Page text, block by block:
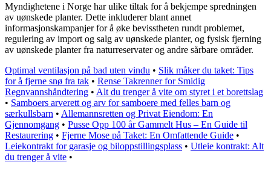
Myndighetene i Norge har ulike tiltak for å bekjempe spredningen
av uønskede planter. Dette inkluderer blant annet
informasjonskampanjer for å øke bevisstheten rundt problemet,
regulering av import og salg av uønskede planter, og fysisk fjerning
av uønskede planter fra naturreservater og andre sårbare områder.
Optimal ventilasjon på bad uten vindu • Slik måker du taket: Tips
for å fjerne snø fra tak • Rense Takrenner for Smidig
Regnvannshåndtering • Alt du trenger å vite om styret i et borettslag
• Samboers arverett og arv for samboere med felles barn og
særkullsbarn • Allemannsretten og Privat Eiendom: En
Gjennomgang • Pusse Opp 100 år Gammelt Hus – En Guide til
Restaurering • Fjerne Mose på Taket: En Omfattende Guide •
Leiekontrakt for garasje og biloppstillingsplass • Utleie kontrakt: Alt
du trenger å vite •